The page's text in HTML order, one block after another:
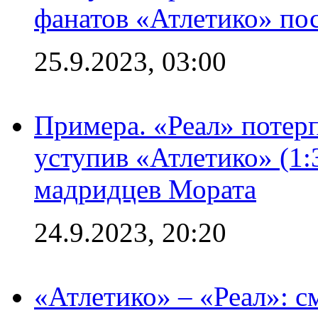
фанатов «Атлетико»
25.9.2023, 03:00
Примера. «Реал»
уступив «Атлетико»
мадридцев Мората
24.9.2023, 20:20
«Атлетико» – «Реал»: